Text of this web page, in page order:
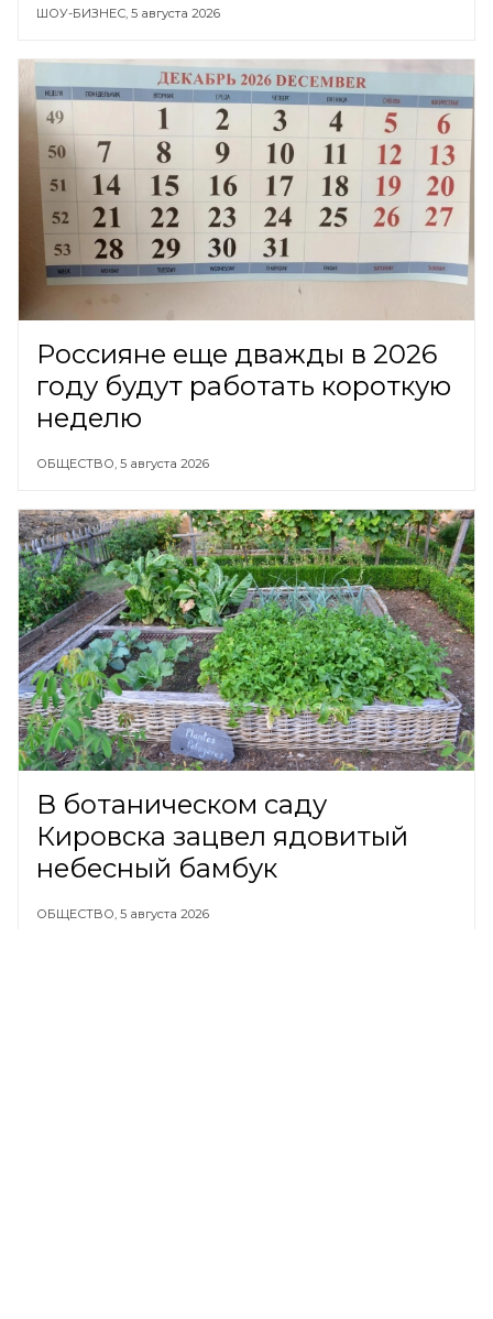
ШОУ-БИЗНЕС, 5 августа 2026
Россияне еще дважды в 2026
году будут работать короткую
неделю
ОБЩЕСТВО, 5 августа 2026
В ботаническом саду
Кировска зацвел ядовитый
небесный бамбук
ОБЩЕСТВО, 5 августа 2026